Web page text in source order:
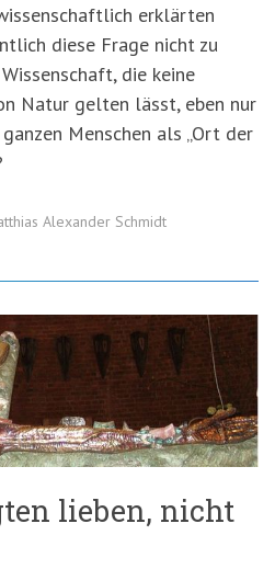
erklärten
diese Frage nicht zu
die keine
Natur gelten lässt, eben nur
Menschen als „Ort der
Alexander Schmidt
lieben, nicht